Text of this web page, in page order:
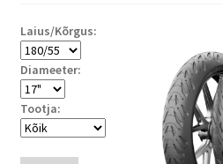
Laius/Kõrgus:
Diameeter:
Tootja: